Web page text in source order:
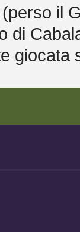
il
di
giocata